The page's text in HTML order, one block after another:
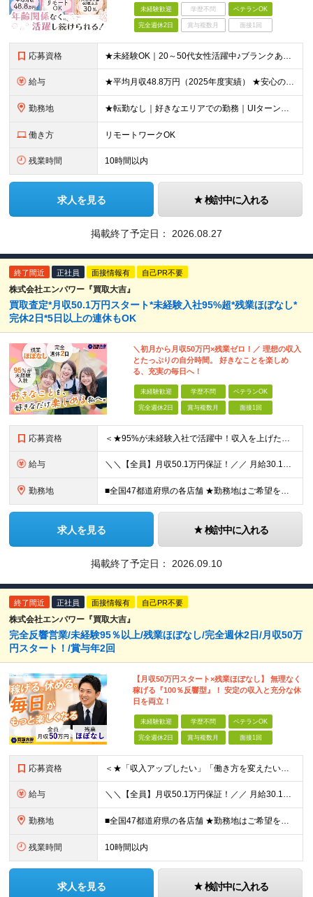
未経験歓迎 学歴不問 ベテランOK
完全週休2日 賞与複数月 面接1回
応募資格 ★未経験OK｜20～50代女性活躍中♪ブランクありの方・ママさんも活躍中 ◆高卒以上 ◆社会人経験をお持ちの方 - 業界・業種・職種・経験年数は問いません。 «こんな方が応募＆入社しています！»
給与 ★平均月収48.8万円（2025年度実績） ★安心の固定給＋賞与年2回＋インセンティブ！手当も充実 月給21万円～23万円＋諸手当＋インセンティブ＋賞与年2回 ※給与は年間平均の税込定例給与です。賞
勤務地 ★転勤なし｜好きなエリアでの勤務｜UIターン歓迎 全国47都道府県にある支社のいずれかにて勤務していただきます。 ＜募集エリア＞ ◆北海道・東北：北海道/青森/宮城/岩手/秋田/山形/福島
働き方 リモートワークOK
残業時間 10時間以内
求人を見る 検討中に入れる
掲載終了予定日： 2026.08.27
終了間近 正社員 面接情報有 自己PR不要
株式会社エンパワー『買取大吉』
買取査定*月収50.1万円スタート*未経験入社95%超*残業ほぼなし*
完休2日*5日以上の連休もOK
＼初月から月収50万円×残業ゼロ！／ 理想の収入
とたっぷりの自分時間。 好きなことを楽しめ
る、充実の毎日へ！
未経験歓迎 学歴不問 ベテランOK
完全週休2日 賞与複数月 面接1回
応募資格 ＜★95%が未経験入社で活躍中！収入を上げたい・新しいスキルを身につけたい方、大歓迎！★＞ ◆学歴不問・第二新卒歓迎 ◆社会人経験1年以上 ★100％人柄、意欲重視の採用です 「新しい環境でスタート
給与 ＼＼【全員】月収50.1万円保証！／／ 月給30.1万円＋インセン＋特別手当20万円(半年間)＋賞与 ※経験者は優遇いたします（研修も免除の場合有） ※固定残業代:7万4000円以上/月45時間分
勤務地 ■全国47都道府県の各店舗 ★勤務地はご希望を考慮の上、決定します ★今後も店舗を全国に拡大していきます ★U・Iターン歓迎（社宅あり） ★マイカー通勤OK（地域により規定あり。詳細はお問合せくださ
求人を見る 検討中に入れる
掲載終了予定日： 2026.09.10
終了間近 正社員 面接情報有 自己PR不要
株式会社エンパワー『買取大吉』
完全反響営業/未経験95％以上/残業ほぼなし/完全週休2日/月収50万
円スタート！/賞与年2回
【月収50万円スタート×残業ほぼなし】 無理なく
稼げる『100％反響型』！ 安定の収入と充分な休
日を両立！
未経験歓迎 学歴不問 ベテランOK
完全週休2日 賞与複数月 面接1回
応募資格 ＜★「収入アップしたい」「働き方を変えたい」「スキルを身につけたい」方、大歓迎！★＞ ◆未経験OK ◆学歴不問・第二新卒歓迎 ◆社会人経験1年以上 ★100％人柄、意欲重視の採用です 「新しい環境で
給与 ＼＼【全員】月収50.1万円保証！／／ 月給30.1万円＋インセン＋特別手当20万円(半年間)＋賞与 ※経験者は優遇いたします（研修も免除の場合有） ※固定残業代:7万4000円以上/月45時間分
勤務地 ■全国47都道府県の各店舗 ★勤務地はご希望を考慮の上、決定します ★今後も店舗を全国に拡大していきます ★U・Iターン歓迎（社宅あり） ★マイカー通勤OK（地域により規定あり。詳細はお問合せくださ
残業時間 10時間以内
求人を見る 検討中に入れる